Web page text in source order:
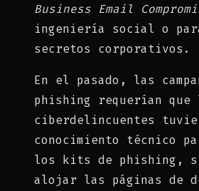
Business Email
ingeniería social o
secretos corporativos.
En el pasado, las
phishing requerían que
ciberdelincuentes
conocimiento técnico
los kits de phishing,
alojar las páginas de